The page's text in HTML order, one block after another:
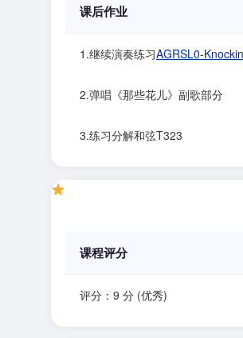
课后作业
1.继续演奏练习AGRSL0-
2.弹唱《那些花儿》副歌部分
3.练习分解和弦T323
课程评分
评分：9 分 (优秀)